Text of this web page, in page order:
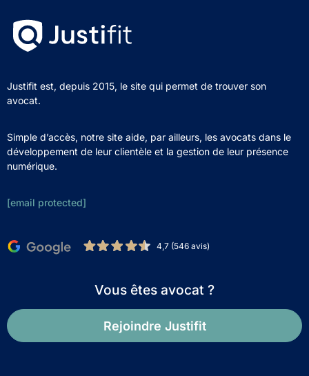
Justifit est, depuis 2015, le site qui permet de trouver son
avocat.
Simple d’accès, notre site aide, par ailleurs, les avocats dans le
développement de leur clientèle et la gestion de leur présence
numérique.
[email protected]
4,7 (546 avis)
Vous êtes avocat ?
Rejoindre Justifit